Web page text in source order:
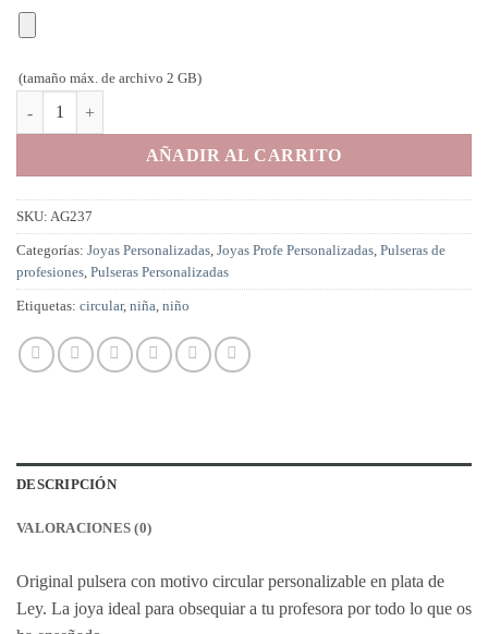
(tamaño máx. de archivo 2 GB)
AÑADIR AL CARRITO
SKU: AG237
Categorías: Joyas Personalizadas, Joyas Profe Personalizadas, Pulseras de
profesiones, Pulseras Personalizadas
Etiquetas: circular, niña, niño
DESCRIPCIÓN
VALORACIONES (0)
Original pulsera con motivo circular personalizable en plata de
Ley. La joya ideal para obsequiar a tu profesora por todo lo que os